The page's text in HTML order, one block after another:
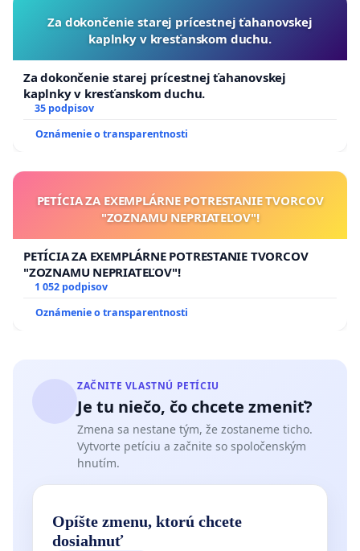
Za dokončenie starej prícestnej ťahanovskej
kaplnky v kresťanskom duchu.
Za dokončenie starej prícestnej ťahanovskej
kaplnky v kresťanskom duchu.
35 podpisov
Oznámenie o transparentnosti
PETÍCIA ZA EXEMPLÁRNE POTRESTANIE TVORCOV
"ZOZNAMU NEPRIATEĽOV"!
PETÍCIA ZA EXEMPLÁRNE POTRESTANIE TVORCOV
"ZOZNAMU NEPRIATEĽOV"!
1 052 podpisov
Oznámenie o transparentnosti
ZAČNITE VLASTNÚ PETÍCIU
Je tu niečo, čo chcete zmeniť?
Zmena sa nestane tým, že zostaneme ticho.
Vytvorte petíciu a začnite so spoločenským
hnutím.
Opíšte zmenu, ktorú chcete
dosiahnuť